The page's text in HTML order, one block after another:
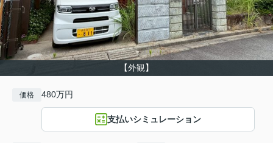
【外観】
価格 480万円
支払いシミュレーション